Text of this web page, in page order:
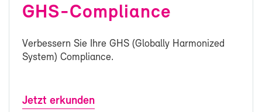
GHS-​Compliance
Ver­bes­sern Sie Ih­re GHS (Glo­bal­ly Har­mo­ni­zed
Sys­tem) Com­pli­ance.
Jetzt er­kun­den